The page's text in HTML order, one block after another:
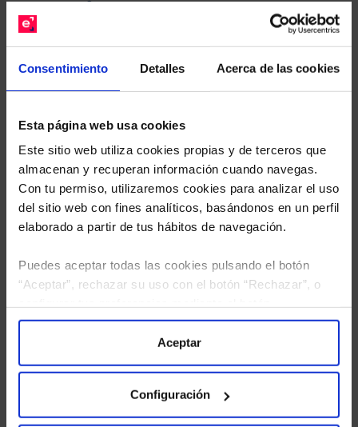
Consentimiento Detalles Acerca de las cookies
Esta página web usa cookies
Este sitio web utiliza cookies propias y de terceros que
almacenan y recuperan información cuando navegas.
Con tu permiso, utilizaremos cookies para analizar el uso
del sitio web con fines analíticos, basándonos en un perfil
elaborado a partir de tus hábitos de navegación.
Puedes aceptar todas las cookies pulsando el botón
“Aceptar”, rechazar su uso con el botón “Rechazar”, o
“Configuración”. Consulta nuestraPolítica
para más información.
Aceptar
Configuración
gratuito de su cartera.
sus Fondos y nuestros expertos le enviarán un
estudio gratuito de sus alternativas de Clases
la política de privacidad
y consiento el